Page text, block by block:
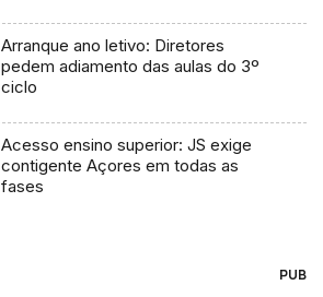
Arranque ano letivo: Diretores
pedem adiamento das aulas do 3º
ciclo
Acesso ensino superior: JS exige
contigente Açores em todas as
fases
PUB